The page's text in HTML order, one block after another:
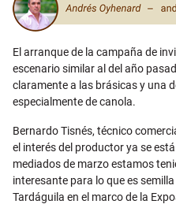
El arranque de la campaña de
escenario similar al del año
claramente a las brásicas y una
especialmente de canola.
Bernardo Tisnés, técnico
el interés del productor ya se
mediados de marzo estamos
interesante para lo que es
Tardáguila en el marco de la